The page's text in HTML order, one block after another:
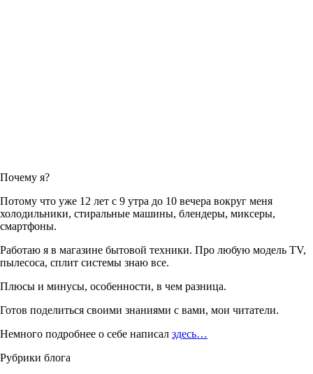
Почему я?
Потому что уже 12 лет с 9 утра до 10 вечера вокруг меня
холодильники, стиральные машины, блендеры, миксеры,
смартфоны.
Работаю я в магазине бытовой техники. Про любую модель TV,
пылесоса, сплит системы знаю все.
Плюсы и минусы, особенности, в чем разница.
Готов поделиться своими знаниями с вами, мои читатели.
Немного подробнее о себе написал здесь…
Рубрики блога